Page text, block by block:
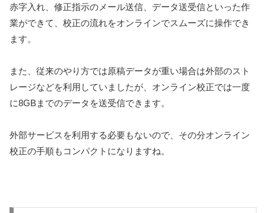
赤字入れ、修正指示のメール送信、データ送受信といった作
業ができて、校正の流れをオンラインでスムーズに操作でき
ます。
また、従来のやり方では原稿データが重い場合は外部のスト
レージなどを利用していましたが、オンライン校正では一度
に8GBまでのデータを送受信できます。
外部サービスを利用する必要もないので、その分オンライン
校正の手順もコンパクトになりますね。